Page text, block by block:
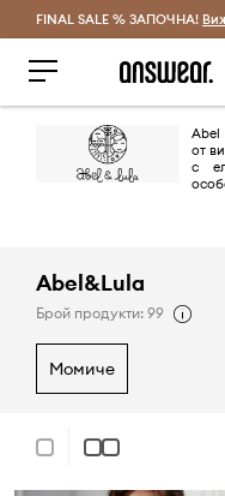
FINAL SALE % ЗАПОЧНА!
Abel
от
с
Abel&Lula
Брой продукти: 99
момиче